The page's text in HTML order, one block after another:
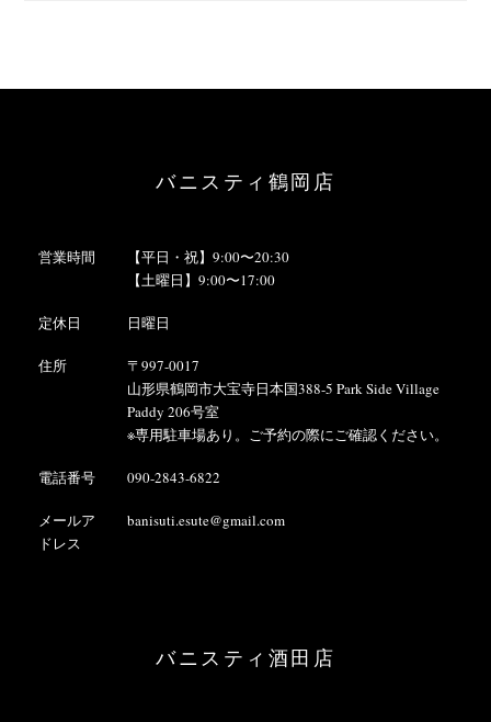
バニスティ鶴岡店
営業時間
【平日・祝】9:00〜20:30
【土曜日】9:00〜17:00
定休日 日曜日
住所
〒997-0017
山形県鶴岡市大宝寺日本国388-5 Park Side Village
Paddy 206号室
※専用駐車場あり。ご予約の際にご確認ください。
電話番号 090-2843-6822
メールア
ドレス
banisuti.esute@gmail.com
バニスティ酒田店